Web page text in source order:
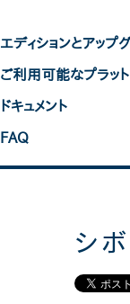
エディションとアップ
ご利用可能なプラッ
ドキュメント
FAQ
シ